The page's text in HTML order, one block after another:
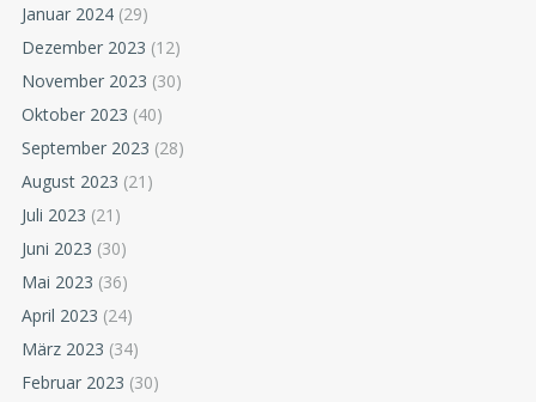
Januar 2024 (29)
Dezember 2023 (12)
November 2023 (30)
Oktober 2023 (40)
September 2023 (28)
August 2023 (21)
Juli 2023 (21)
Juni 2023 (30)
Mai 2023 (36)
April 2023 (24)
März 2023 (34)
Februar 2023 (30)